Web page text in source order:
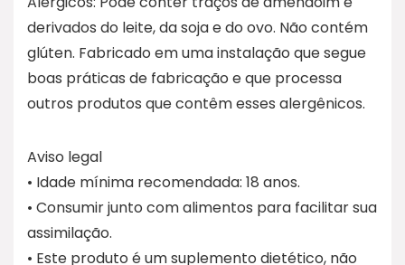
derivados do leite, da soja e do ovo. Não contém
glúten. Fabricado em uma instalação que segue
boas práticas de fabricação e que processa
outros produtos que contêm esses alergênicos.
Aviso legal
• Idade mínima recomendada: 18 anos.
• Consumir junto com alimentos para facilitar sua
assimilação.
• Este produto é um suplemento dietético, não